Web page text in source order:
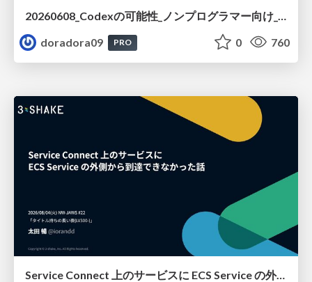
doradora09
PRO 0 760
Service Connect 上のサービスに ECS Service の外側から到達できなかった話